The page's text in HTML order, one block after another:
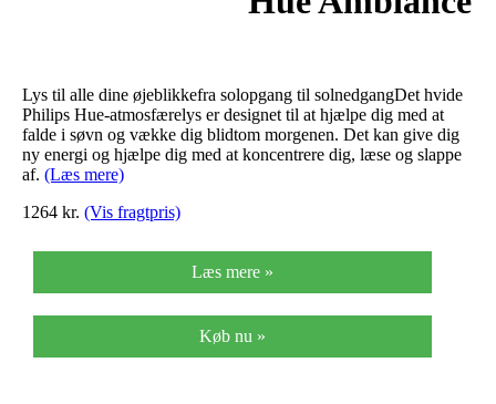
Lys til alle dine øjeblikkefra solopgang til solnedgangDet hvide
Philips Hue-atmosfærelys er designet til at hjælpe dig med at
falde i søvn og vække dig blidtom morgenen. Det kan give dig
ny energi og hjælpe dig med at koncentrere dig, læse og slappe
af. (Læs mere)
1264 kr. (Vis fragtpris)
Læs mere »
Køb nu »